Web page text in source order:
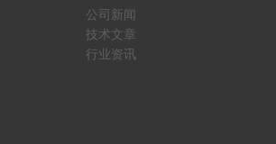
公司新闻
技术文章
行业资讯